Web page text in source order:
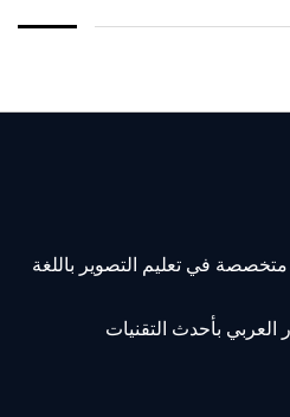
في تعليم التصوير باللغة
بأحدث التقنيات